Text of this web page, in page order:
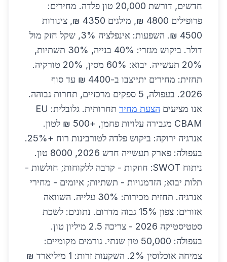
חדשים, דורשת 20,000 טון פלדה. מחירים:
פרופילים 4800 ₪, מילגים 4350 ₪, צינורות
4500 ₪. השפעות: אינפלציה 3%, שקל חזק מול
דולר. ביקוש מגזרי: 40% בנייה, 30% תשתיות,
20% תעשייה. יבוא: 60% מסין, 20% טורקיה.
תחזית: מחירים יתייצבו ב-4400 ₪ עד סוף
2026. בעפולה, 5 ספקים מרכזיים, תחרות גבוהה.
אנו מציעים הצעת מחיר
תחרותית. גלובלית: EU
CBAM מגבירה עלויות פחמן, +500 ₪ לטון.
אנרגיה ירוקה: ביקוש פלדה לטורבינות רוח +25%.
בעפולה: פארק תעשייה חדש 2026, 8000 טון.
ניתוח SWOT: חוזקות - קרבה ללקוחות; חולשות -
תלות יבוא; הזדמנויות - תשתיות; איומים - מחירי
אנרגיה. תחזית מכירות: 30% עלייה. השוואה
אזורים: צפון 15% גבוה מדרום. נתונים: לשכת
סטטיסטיקה 2026 - צריכה 2.5 מיליון טון.
בעפולה: 50,000 טון שנתי. גורמים מקומיים:
צמיחה אוכלוסין 2%. השקעות זרות: 1 מיליארד ₪